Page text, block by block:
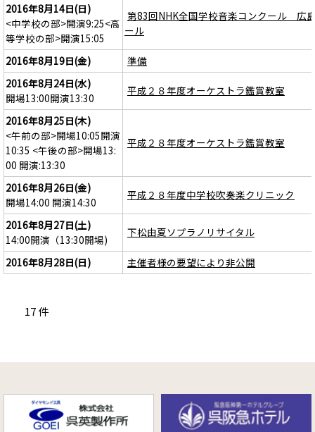
2016年8月14日(日)
<中学校の部>開演9:25<高
等学校の部>開演15:05
第83回NHK全国学校音楽コンクール 広
ール
2016年8月19日(金)
準備
2016年8月24日(水)
開場13:00開演13:30
平成２８年度オーケストラ鑑賞教室
2016年8月25日(木)
<午前の部>開場10:05開演
10:35 <午後の部>開場13:
00 開演:13:30
平成２８年度オーケストラ鑑賞教室
2016年8月26日(金)
開場14:00 開演14:30
平成２８年度中学校吹奏楽クリニック
2016年8月27日(土)
14:00開演（13:30開場)
下松由夏ソプラノリサイタル
2016年8月28日(日) 主催者様の要望により非公開
17 件